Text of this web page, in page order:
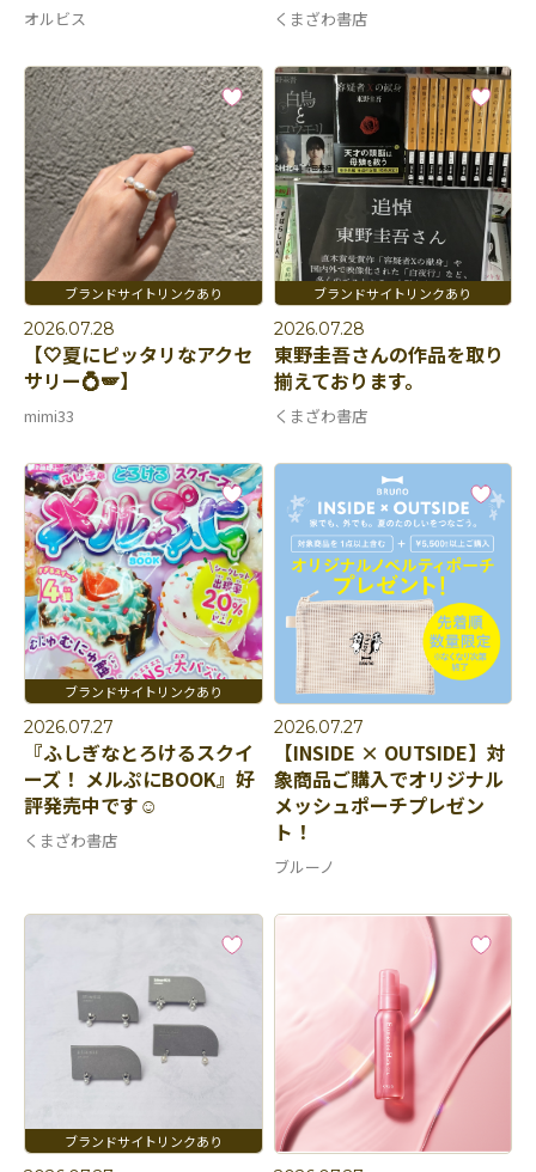
オルビス くまざわ書店
2026.07.28
【🤍夏にピッタリなアクセ
サリー💍🪽】
mimi33
2026.07.28
東野圭吾さんの作品を取り
揃えております。
くまざわ書店
2026.07.27
『ふしぎなとろけるスクイ
ーズ！ メルぷにBOOK』好
評発売中です☺️
くまざわ書店
2026.07.27
【INSIDE × OUTSIDE】対
象商品ご購入でオリジナル
メッシュポーチプレゼン
ト！
ブルーノ